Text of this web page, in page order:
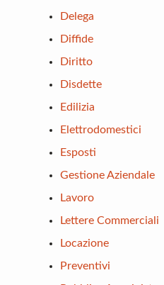
Delega
Diffide
Diritto
Disdette
Edilizia
Elettrodomestici
Esposti
Gestione Aziendale
Lavoro
Lettere Commerciali
Locazione
Preventivi